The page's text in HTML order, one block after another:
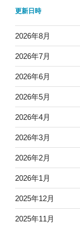
更新日時
2026年8月
2026年7月
2026年6月
2026年5月
2026年4月
2026年3月
2026年2月
2026年1月
2025年12月
2025年11月